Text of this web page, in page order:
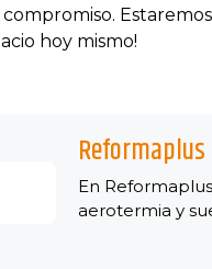
compromiso.
hoy mismo!
Reformaplus
En
aerotermia y